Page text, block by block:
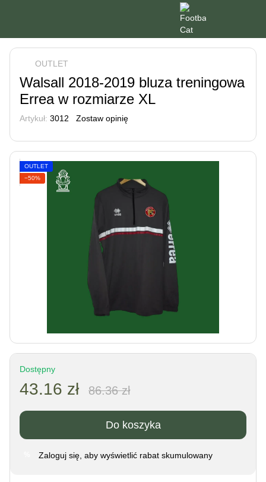
OUTLET
Walsall 2018-2019 bluza treningowa
Errea w rozmiarze XL
Artykuł: 3012 Zostaw opinię
OUTLET
−50%
Dostępny
43.16 zł 86.36 zł
Do koszyka
Zaloguj się , aby wyświetlić rabat skumulowany